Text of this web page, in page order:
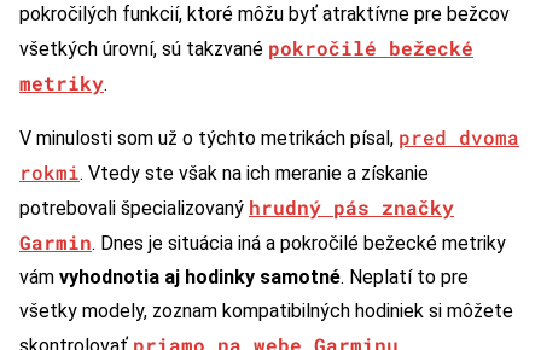
pokročilých funkcií, ktoré môžu byť atraktívne pre bežcov
všetkých úrovní, sú takzvané pokročilé bežecké
metriky.
V minulosti som už o týchto metrikách písal, pred dvoma
rokmi. Vtedy ste však na ich meranie a získanie
potrebovali špecializovaný hrudný pás značky
Garmin. Dnes je situácia iná a pokročilé bežecké metriky
vám vyhodnotia aj hodinky samotné. Neplatí to pre
všetky modely, zoznam kompatibilných hodiniek si môžete
priamo na webe Garminu